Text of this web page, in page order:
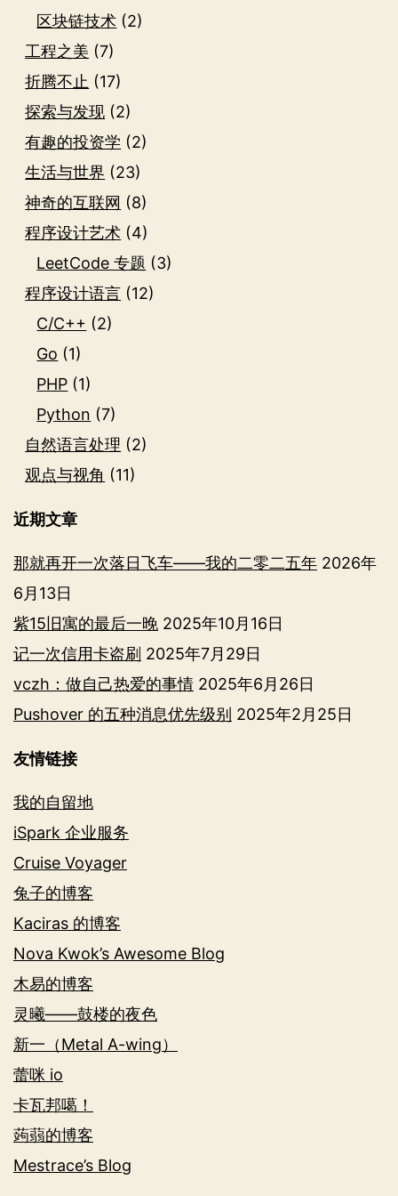
区块链技术 (2)
工程之美 (7)
折腾不止 (17)
探索与发现 (2)
有趣的投资学 (2)
生活与世界 (23)
神奇的互联网 (8)
程序设计艺术 (4)
LeetCode 专题 (3)
程序设计语言 (12)
C/C++ (2)
Go (1)
PHP (1)
Python (7)
自然语言处理 (2)
观点与视角 (11)
近期文章
那就再开一次落日飞车——我的二零二五年 2026年
6月13日
紫15旧寓的最后一晚 2025年10月16日
记一次信用卡盗刷 2025年7月29日
vczh：做自己热爱的事情 2025年6月26日
Pushover 的五种消息优先级别 2025年2月25日
友情链接
我的自留地
iSpark 企业服务
Cruise Voyager
兔子的博客
Kaciras 的博客
Nova Kwok’s Awesome Blog
木易的博客
灵曦——鼓楼的夜色
新一（Metal A-wing）
蕾咪 io
卡瓦邦噶！
蒟蒻的博客
Mestrace’s Blog